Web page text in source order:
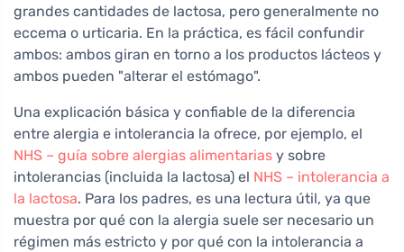
grandes cantidades de lactosa, pero generalmente no
eccema o urticaria. En la práctica, es fácil confundir
ambos: ambos giran en torno a los productos lácteos y
ambos pueden "alterar el estómago".
Una explicación básica y confiable de la diferencia
entre alergia e intolerancia la ofrece, por ejemplo, el
NHS – guía sobre alergias alimentarias y sobre
intolerancias (incluida la lactosa) el NHS – intolerancia a
la lactosa. Para los padres, es una lectura útil, ya que
muestra por qué con la alergia suele ser necesario un
régimen más estricto y por qué con la intolerancia a